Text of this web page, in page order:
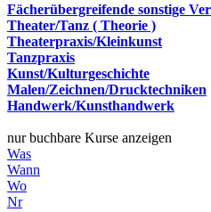
Fächerübergreifende sonstige
Theater/Tanz ( Theorie )
Theaterpraxis/Kleinkunst
Tanzpraxis
Kunst/Kulturgeschichte
Malen/Zeichnen/Drucktechniken
Handwerk/Kunsthandwerk
nur buchbare Kurse anzeigen
Was
Wann
Wo
Nr